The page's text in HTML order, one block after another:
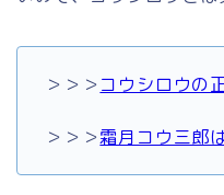
＞＞＞コウシロウの
＞＞＞霜月コウ三郎